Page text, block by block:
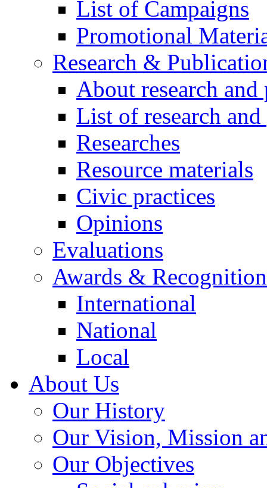
List of Campaigns
Promotional
Research &
About research
List of research
Researches
Resource materials
Civic practices
Opinions
Evaluations
Awards &
International
National
Local
About Us
Our History
Our Vision, Mission
Our Objectives